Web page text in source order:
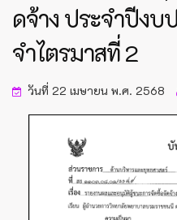
ดจ้าง ประจำปีง
จำไตรมาสที่ 2
วันที่ 22 เมษายน พ.ศ. 2568